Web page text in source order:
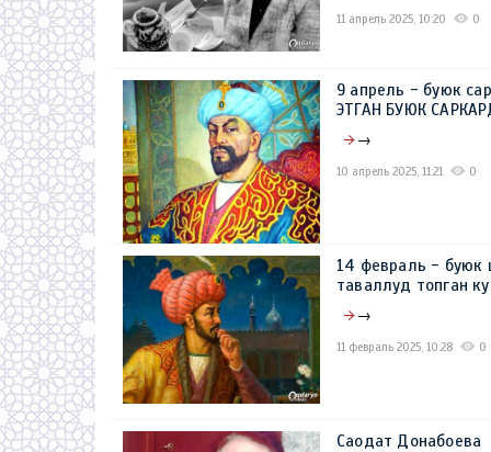
11 апрель 2025, 10:20 0
9 апрель - буюк
ЭТГАН БУЮК
→
10 апрель 2025, 11:21 0
14 февраль - буюк
таваллуд топган
→
11 февраль 2025, 10:28 0
Саодат Донабоева